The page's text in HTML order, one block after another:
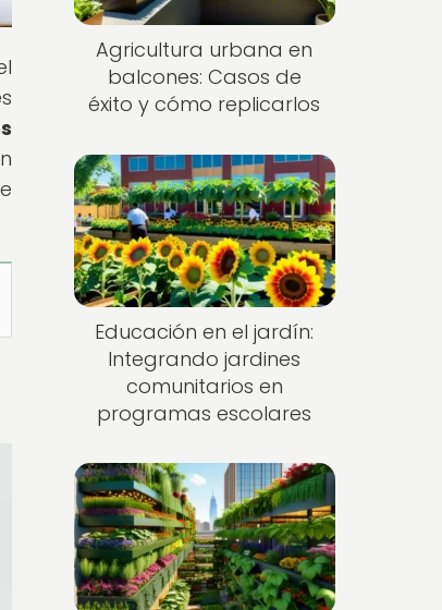
Agricultura urbana en
balcones: Casos de
éxito y cómo replicarlos
Educación en el jardín:
Integrando jardines
comunitarios en
programas escolares